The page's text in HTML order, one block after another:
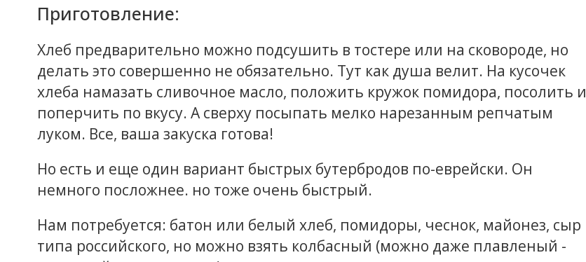
Приготовление:
Хлеб предварительно можно подсушить в тостере или на сковороде, но
делать это совершенно не обязательно. Тут как душа велит. На кусочек
хлеба намазать сливочное масло, положить кружок помидора, посолить и
поперчить по вкусу. А сверху посыпать мелко нарезанным репчатым
луком. Все, ваша закуска готова!
Но есть и еще один вариант быстрых бутербродов по-еврейски. Он
немного посложнее. но тоже очень быстрый.
Нам потребуется: батон или белый хлеб, помидоры, чеснок, майонез, сыр
типа российского, но можно взять колбасный (можно даже плавленый -